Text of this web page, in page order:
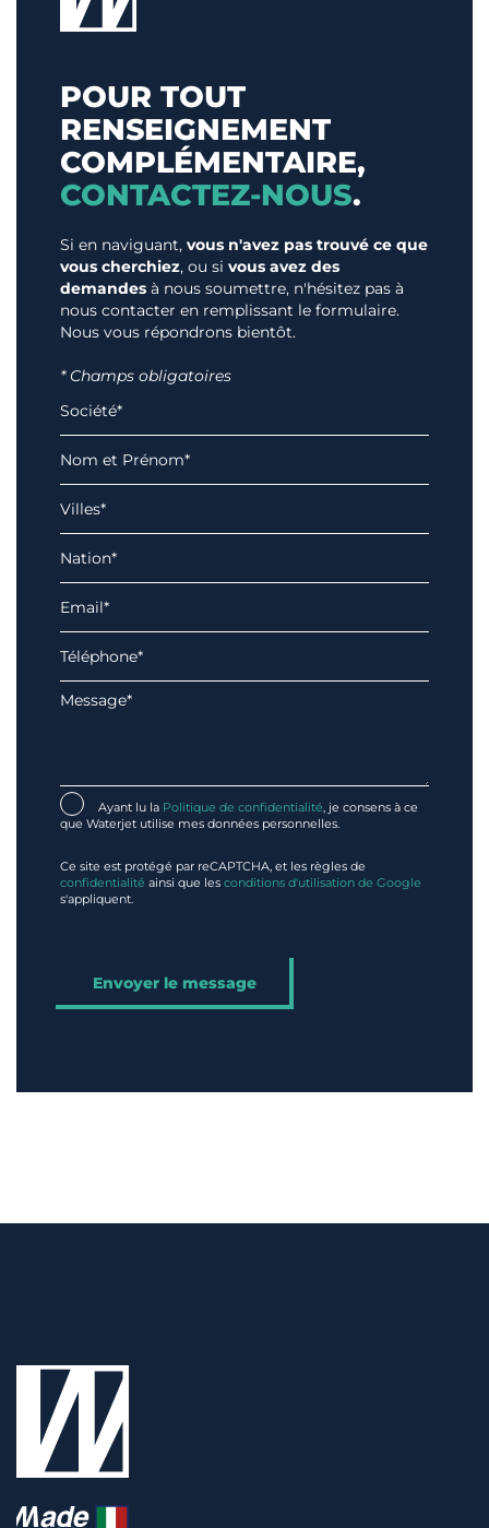
POUR TOUT
RENSEIGNEMENT
COMPLÉMENTAIRE,
CONTACTEZ-NOUS.
Si en naviguant, vous n'avez pas trouvé ce que
vous cherchiez, ou si vous avez des
demandes à nous soumettre, n'hésitez pas à
nous contacter en remplissant le formulaire.
Nous vous répondrons bientôt.
* Champs obligatoires
Ayant lu la Politique de confidentialité, je consens à ce
que Waterjet utilise mes données personnelles.
Ce site est protégé par reCAPTCHA, et les règles de
confidentialité ainsi que les conditions d'utilisation de Google
s'appliquent.